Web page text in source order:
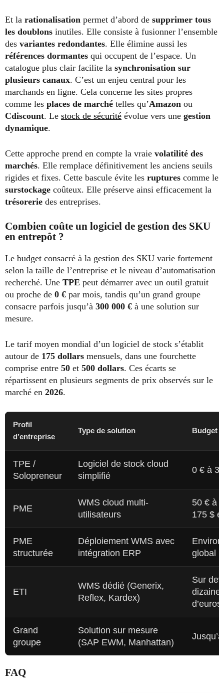
Et la rationalisation permet d’abord de supprimer tous
les doublons inutiles. Elle consiste à fusionner l’ensemble
des variantes redondantes. Elle élimine aussi les
références dormantes qui occupent de l’espace. Un
catalogue plus clair facilite la synchronisation sur
plusieurs canaux. C’est un enjeu central pour les
marchands en ligne. Cela concerne les sites propres
comme les places de marché telles qu’Amazon ou
Cdiscount. Le stock de sécurité évolue vers une gestion
dynamique.
Cette approche prend en compte la vraie volatilité des
marchés. Elle remplace définitivement les anciens seuils
rigides et fixes. Cette bascule évite les ruptures comme le
surstockage coûteux. Elle préserve ainsi efficacement la
trésorerie des entreprises.
Combien coûte un logiciel de gestion des SKU
en entrepôt ?
Le budget consacré à la gestion des SKU varie fortement
selon la taille de l’entreprise et le niveau d’automatisation
recherché. Une TPE peut démarrer avec un outil gratuit
ou proche de 0 € par mois, tandis qu’un grand groupe
consacre parfois jusqu’à 300 000 € à une solution sur
mesure.
Le tarif moyen mondial d’un logiciel de stock s’établit
autour de 175 dollars mensuels, dans une fourchette
comprise entre 50 et 500 dollars. Ces écarts se
répartissent en plusieurs segments de prix observés sur le
marché en 2026.
Profil
d’entreprise
Type de solution Budget
TPE /
Solopreneur
Logiciel de stock cloud
simplifié
0 € à
PME
WMS cloud multi-
utilisateurs
50 € à
175 $
PME
structurée
Déploiement WMS avec
intégration ERP
global
ETI
WMS dédié (Generix,
Reflex, Kardex)
Sur
d’euros
Grand
groupe
Solution sur mesure
(SAP EWM, Manhattan)
FAQ